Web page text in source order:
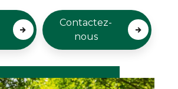
Contactez-
nous